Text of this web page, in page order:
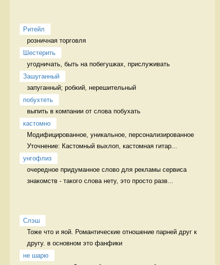
Ритейл
розничная торговля
Шестерить
угодничать, быть на побегушках, прислуживать
Зашуганный
запуганный; робкий, нерешительный
побухтеть
выпить в компании от слова побухать
кастомно
Модифицированное, уникальное, персонализированное
Уточнение: Кастомный выхлоп, кастомная гитар...
унгофлиз
очередное придуманное слово для рекламы сервиса
знакомств - такого слова нету, это просто разв...
Слэш
Тоже что и яой. Романтические отношение парней друг к
другу. в основном это фанфики
не шарю